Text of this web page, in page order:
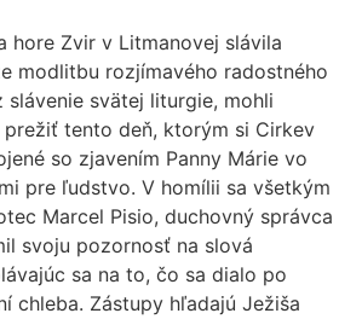
hore Zvir v Litmanovej slávila
modlitbu rozjímavého radostného
slávenie svätej liturgie, mohli
tento deň, ktorým si Cirkev
so zjavením Panny Márie vo
pre ľudstvo. V homílii sa všetkým
Marcel Pisio, duchovný správca
svoju pozornosť na slová
sa na to, čo sa dialo po
chleba. Zástupy hľadajú Ježiša